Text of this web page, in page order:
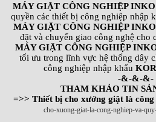
MÁY GIẶT CÔNG NGHIỆP INKO
quyền các thiết bị công nghiệp nhập
MÁY GIẶT CÔNG NGHIỆP INKO
đặt và chuyển giao công nghệ cho
MÁY GIẶT CÔNG NGHIỆP
tối ưu trong lĩnh vực hệ thống dây
công nghiệp nhập khẩu
-&-&-&-
THAM KHẢO TIN
=>> Thiết bị cho xưởng giặt là công
cho-xuong-giat-la-cong-nghiep-va-